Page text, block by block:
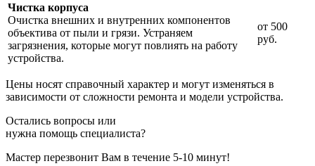
Чистка корпуса
Очистка внешних и внутренних компонентов
объектива от пыли и грязи. Устраняем
загрязнения, которые могут повлиять на работу
устройства.
от 500
руб.
Цены носят справочный характер и могут изменяться в
зависимости от сложности ремонта и модели устройства.
Остались вопросы или
нужна помощь специалиста?
Мастер перезвонит Вам в течение 5-10 минут!